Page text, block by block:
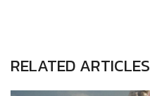
RELATED ARTICLES